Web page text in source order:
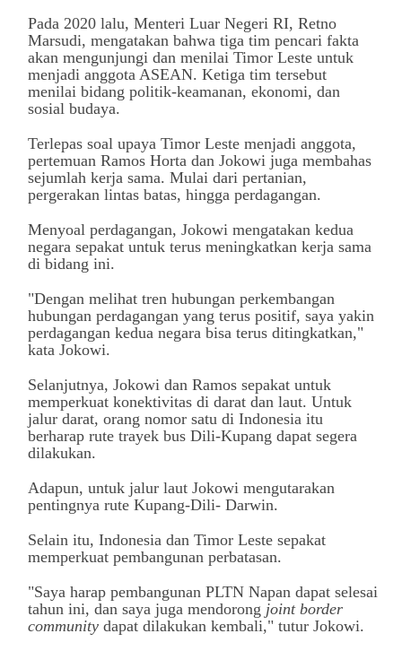
Pada 2020 lalu, Menteri Luar Negeri RI, Retno
Marsudi, mengatakan bahwa tiga tim pencari fakta
akan mengunjungi dan menilai Timor Leste untuk
menjadi anggota ASEAN. Ketiga tim tersebut
menilai bidang politik-keamanan, ekonomi, dan
sosial budaya.
Terlepas soal upaya Timor Leste menjadi anggota,
pertemuan Ramos Horta dan Jokowi juga membahas
sejumlah kerja sama. Mulai dari pertanian,
pergerakan lintas batas, hingga perdagangan.
Menyoal perdagangan, Jokowi mengatakan kedua
negara sepakat untuk terus meningkatkan kerja sama
di bidang ini.
"Dengan melihat tren hubungan perkembangan
hubungan perdagangan yang terus positif, saya yakin
perdagangan kedua negara bisa terus ditingkatkan,"
kata Jokowi.
Selanjutnya, Jokowi dan Ramos sepakat untuk
memperkuat konektivitas di darat dan laut. Untuk
jalur darat, orang nomor satu di Indonesia itu
berharap rute trayek bus Dili-Kupang dapat segera
dilakukan.
Adapun, untuk jalur laut Jokowi mengutarakan
pentingnya rute Kupang-Dili- Darwin.
Selain itu, Indonesia dan Timor Leste sepakat
memperkuat pembangunan perbatasan.
"Saya harap pembangunan PLTN Napan dapat selesai
tahun ini, dan saya juga mendorong joint border
community dapat dilakukan kembali," tutur Jokowi.